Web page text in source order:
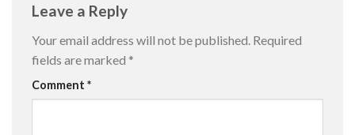
Leave a Reply
Your email address will not be published. Required
fields are marked *
Comment *